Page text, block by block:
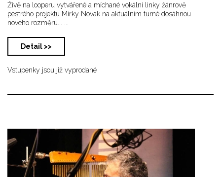
Živě na looperu vytvářené a míchané vokální linky žánrově
pestrého projektu Mirky Novak na aktuálním turné dosáhnou
nového rozměru... ...
Detail >>
Vstupenky jsou již vyprodané